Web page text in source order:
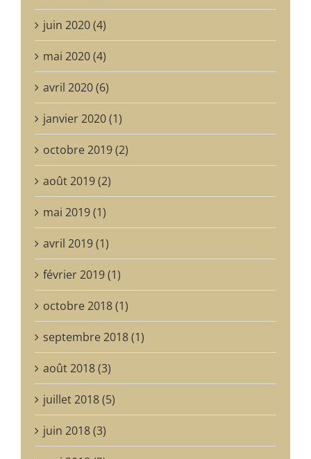
juin 2020 (4)
mai 2020 (4)
avril 2020 (6)
janvier 2020 (1)
octobre 2019 (2)
août 2019 (2)
mai 2019 (1)
avril 2019 (1)
février 2019 (1)
octobre 2018 (1)
septembre 2018 (1)
août 2018 (3)
juillet 2018 (5)
juin 2018 (3)